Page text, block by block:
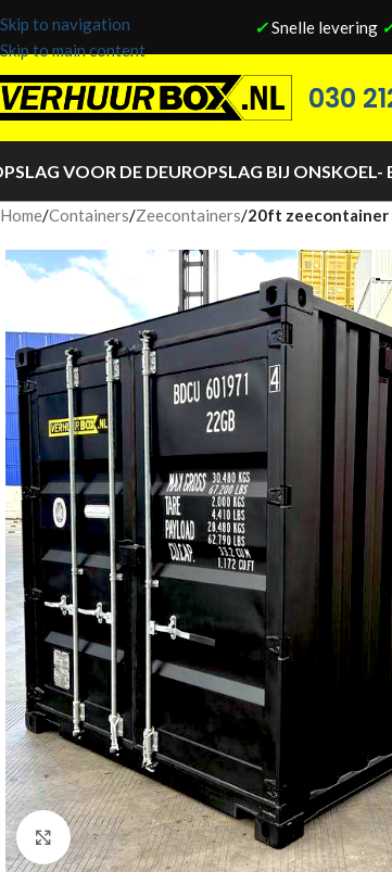
Skip to navigation
Skip to main content
✓Snelle levering
030
VOOR DE DEUROPSLAG BIJ ONSKOEL-
Home/Containers/Zeecontainers/20ft zeecontainer
Click to enlarge